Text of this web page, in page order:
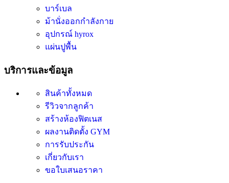
บาร์เบล
ม้านั่งออกกำลังกาย
อุปกรณ์ hyrox
แผ่นปูพื้น
บริการและข้อมูล
สินค้าทั้งหมด
รีวิวจากลูกค้า
สร้างห้องฟิตเนส
ผลงานติดตั้ง GYM
การรับประกัน
เกี่ยวกับเรา
ขอใบเสนอราคา